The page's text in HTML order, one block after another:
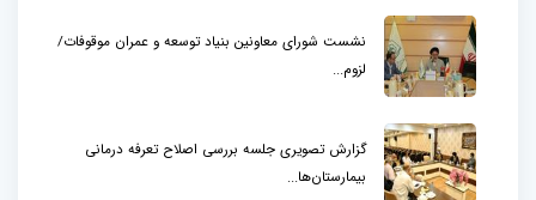
نشست شورای معاونین بنیاد توسعه و عمران موقوفات/
لزوم...
گزارش تصویری جلسه بررسی اصلاح تعرفه درمانی
بیمارستان‌ها...